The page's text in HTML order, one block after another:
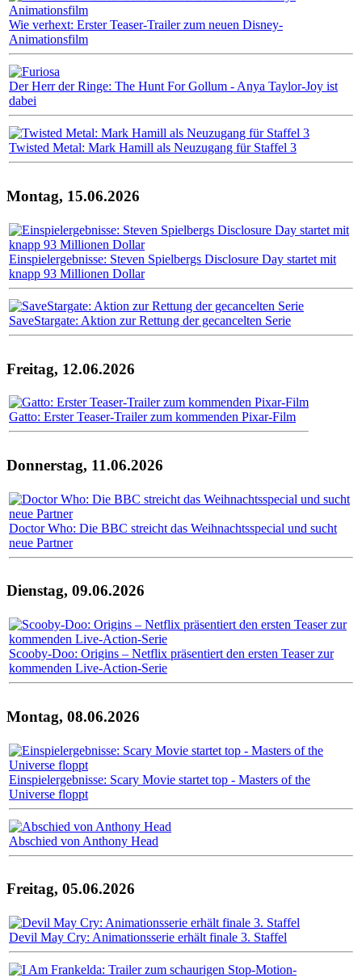
Wie verhext: Erster Teaser-Trailer zum neuen Disney-
Animationsfilm
Der Herr der Ringe: The Hunt For Gollum - Anya Taylor-Joy ist
dabei
Twisted Metal: Mark Hamill als Neuzugang für Staffel 3
Montag, 15.06.2026
Einspielergebnisse: Steven Spielbergs Disclosure Day startet mit
knapp 93 Millionen Dollar
SaveStargate: Aktion zur Rettung der gecancelten Serie
Freitag, 12.06.2026
Gatto: Erster Teaser-Trailer zum kommenden Pixar-Film
Donnerstag, 11.06.2026
Doctor Who: Die BBC streicht das Weihnachtsspecial und sucht
neue Partner
Dienstag, 09.06.2026
Scooby-Doo: Origins – Netflix präsentiert den ersten Teaser zur
kommenden Live-Action-Serie
Montag, 08.06.2026
Einspielergebnisse: Scary Movie startet top - Masters of the
Universe floppt
Abschied von Anthony Head
Freitag, 05.06.2026
Devil May Cry: Animationsserie erhält finale 3. Staffel